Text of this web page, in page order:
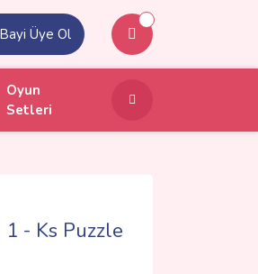
Bayi Üye Ol
Oyun
Setleri
- Ks Puzzle